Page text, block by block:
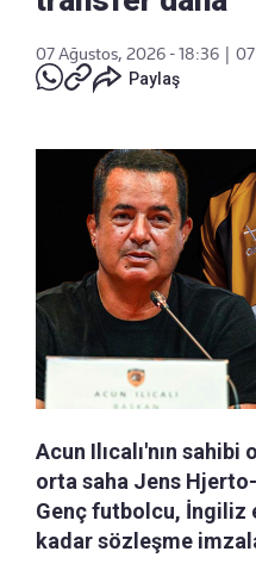
07 Ağustos, 2026 - 18:36
Paylaş
Acun Ilıcalı'nın
orta saha Jens
Genç futbolcu, İngiliz
kadar sözleşme